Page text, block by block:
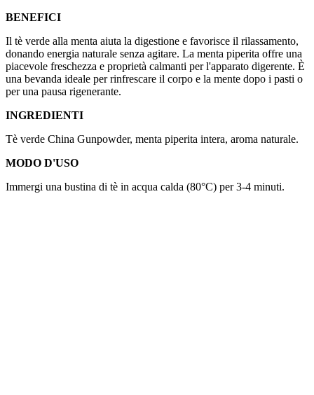
BENEFICI
Il tè verde alla menta aiuta la digestione e favorisce il rilassamento,
donando energia naturale senza agitare. La menta piperita offre una
piacevole freschezza e proprietà calmanti per l'apparato digerente. È
una bevanda ideale per rinfrescare il corpo e la mente dopo i pasti o
per una pausa rigenerante.
INGREDIENTI
Tè verde China Gunpowder, menta piperita intera, aroma naturale.
MODO D'USO
Immergi una bustina di tè in acqua calda (80°C) per 3-4 minuti.